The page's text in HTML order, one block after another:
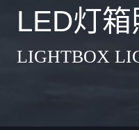
LED灯箱
LIGHTBOX